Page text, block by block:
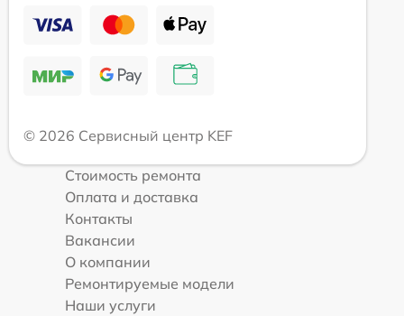
© 2026 Сервисный центр KEF
Стоимость ремонта
Оплата и доставка
Контакты
Вакансии
О компании
Ремонтируемые модели
Наши услуги